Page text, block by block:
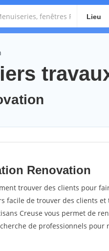
Lieu
Renovation
trouver des clients pour
de trouver des clients et
Creuse vous permet de
de professionnels pour